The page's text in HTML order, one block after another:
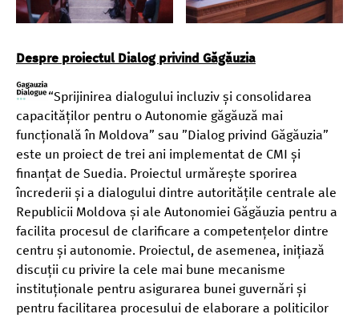
Despre proiectul Dialog privind Găgăuzia
“Sprijinirea dialogului incluziv și consolidarea
capacităților pentru o Autonomie găgăuză mai
funcțională în Moldova” sau ”Dialog privind Găgăuzia”
este un proiect de trei ani implementat de CMI și
finanțat de Suedia. Proiectul urmărește sporirea
încrederii și a dialogului dintre autoritățile centrale ale
Republicii Moldova și ale Autonomiei Găgăuzia pentru a
facilita procesul de clarificare a competențelor dintre
centru și autonomie. Proiectul, de asemenea, inițiază
discuții cu privire la cele mai bune mecanisme
instituționale pentru asigurarea bunei guvernări și
pentru facilitarea procesului de elaborare a politicilor